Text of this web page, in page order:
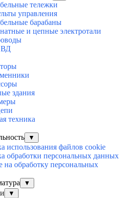
тележки
управления
барабаны
и цепные электротали
здания
техника
▼
использования файлов cookie
обработки персональных данных
на обработку персональных
▼
▼